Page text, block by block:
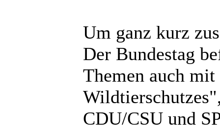
Um ganz kurz
Der Bundestag
Themen auch mit
CDU/CSU und